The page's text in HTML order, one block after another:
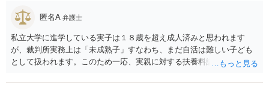
ん）。それ以上の話し合いには応じないという対応を考えられます。
訴訟で解決するのが一番ですが、相手方が遠方である場合は遠方の裁
判所で提訴される可能性もありますので、（費用はかかってしまいま
すが）弁護士へ依頼して正式な拒絶回答を送ることも検討した方がよ
いかもしれません。
匿名A 弁護士
私立大学に進学している実子は１８歳を超え成人済みと思われます
が、裁判所実務上は「未成熟子」すなわち、まだ自活は難しい子ども
として扱われます。このため一応、実親に対する扶養料請求として法
者宛に養育費を支払っており、当該養育費は実子の進学費用の趣旨も